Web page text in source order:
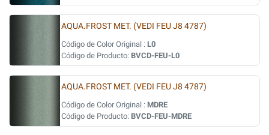
AQUA.FROST MET. (VEDI FEU J8 4787)
Código de Color Original : L0
Código de Producto: BVCD-FEU-L0
AQUA.FROST MET. (VEDI FEU J8 4787)
Código de Color Original : MDRE
Código de Producto: BVCD-FEU-MDRE